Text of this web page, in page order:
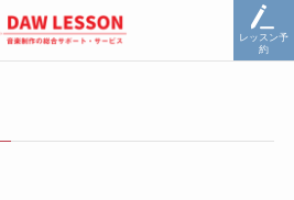
レッスン予
約